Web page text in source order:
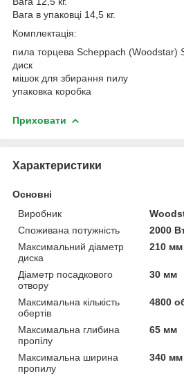
Вага в упаковці 14,5 кг.
Комплектація:
пила торцева Scheppach (Woodstar)
диск
мішок для збирання пилу
упаковка коробка
Приховати
Характеристики
Основні
Виробник
Споживана потужність
2000
Максимальний діаметр
диска
210 мм
Діаметр посадкового
отвору
30 мм
Максимальна кількість
обертів
4800
Максимальна глибина
пропілу
65 мм
Максимальна ширина
пропилу
340 мм